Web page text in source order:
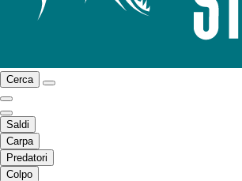
Cerca
Saldi
Carpa
Predatori
Colpo